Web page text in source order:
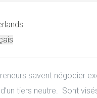
savent négocier
tiers neutre. Sont